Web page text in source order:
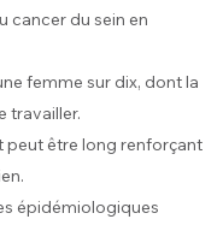
cancer du sein en
femme sur dix, dont la
travailler.
peut être long renforçant
épidémiologiques